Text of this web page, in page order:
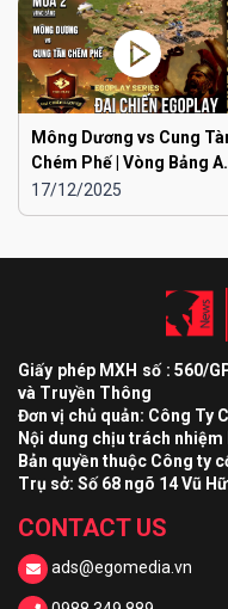
Mông Dương vs Cung Tàn
Chém Phế | Vòng Bảng AoE
Toàn Quốc Đại Chiến
EGOPLAY mùa 2
17/12/2025
Giấy phép MXH số : 560/
và Truyền Thông
Đơn vị chủ quản: Công Ty
Nội dung chịu trách nhiệm
Bản quyền thuộc Công ty
Trụ sở: Số 68 ngõ 14 Vũ
CONTACT US
ads@egomedia.vn